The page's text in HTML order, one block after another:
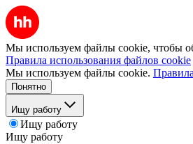
Мы используем файлы cookie, чтобы
Правила использования файлов cookie
Мы используем файлы cookie.
Понятно
Ищу работу
Ищу работу
Ищу работу